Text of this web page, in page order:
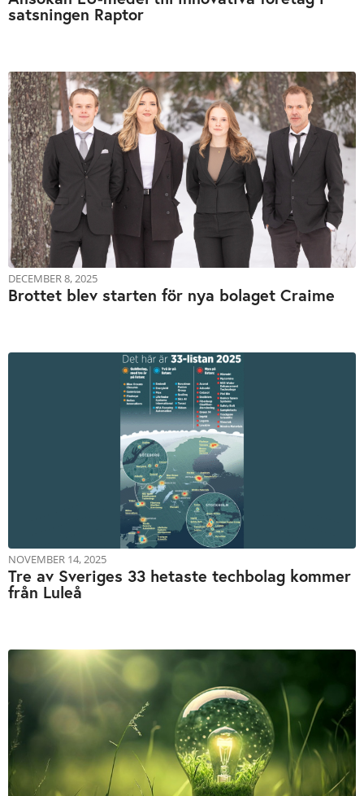
satsningen Raptor
DECEMBER 8, 2025
Brottet blev starten för nya bolaget Craime
NOVEMBER 14, 2025
Tre av Sveriges 33 hetaste techbolag kommer
från Luleå